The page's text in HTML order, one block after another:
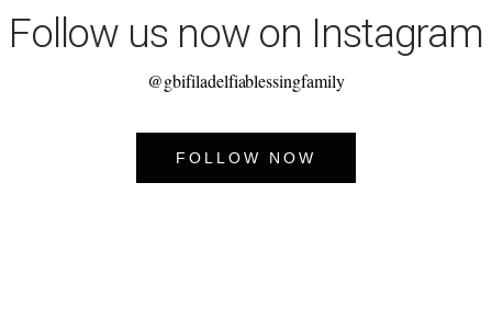
Follow us now on Instagram
@gbifiladelfiablessingfamily
FOLLOW NOW